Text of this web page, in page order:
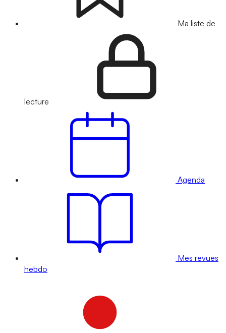
Ma liste de
lecture
Agenda
Mes revues
hebdo